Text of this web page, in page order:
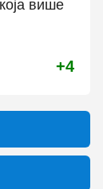
више
+4